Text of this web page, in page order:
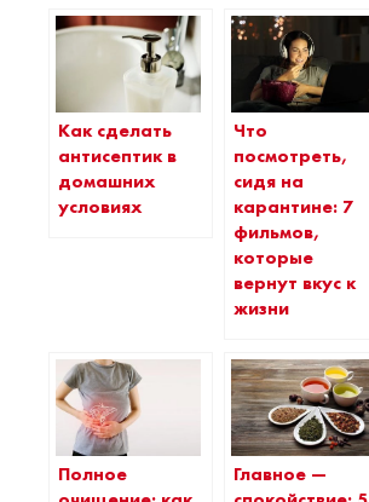
Как сделать
антисептик в
домашних
условиях
Что
посмотреть,
сидя на
карантине: 7
фильмов,
которые
вернут вкус к
жизни
Полное
Главное —